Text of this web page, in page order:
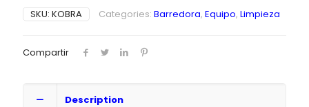
SKU: KOBRA Categories: Barredora, Equipo, Limpieza
Compartir
Description